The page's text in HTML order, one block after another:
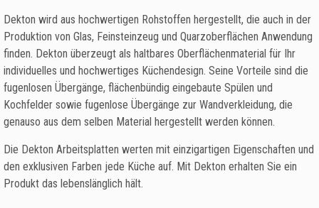
Dekton wird aus hochwertigen Rohstoffen hergestellt, die auch in der
Produktion von Glas, Feinsteinzeug und Quarzoberflächen Anwendung
finden. Dekton überzeugt als haltbares Oberflächenmaterial für Ihr
individuelles und hochwertiges Küchendesign. Seine Vorteile sind die
fugenlosen Übergänge, flächenbündig eingebaute Spülen und
Kochfelder sowie fugenlose Übergänge zur Wandverkleidung, die
genauso aus dem selben Material hergestellt werden können.
Die Dekton Arbeitsplatten werten mit einzigartigen Eigenschaften und
den exklusiven Farben jede Küche auf. Mit Dekton erhalten Sie ein
Produkt das lebenslänglich hält.